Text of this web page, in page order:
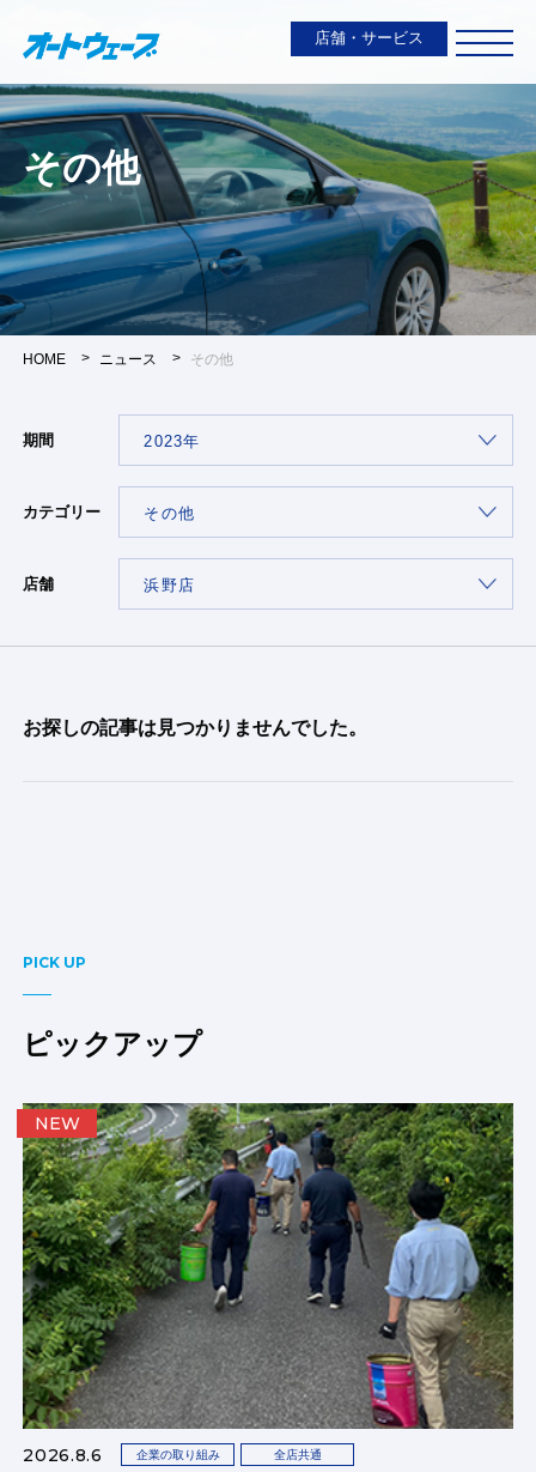
店舗・サービス
その他
HOME ニュース その他
期間
カテゴリー
店舗
お探しの記事は見つかりませんでした。
PICK UP
ピックアップ
2026.8.6 企業の取り組み 全店共通
NEW